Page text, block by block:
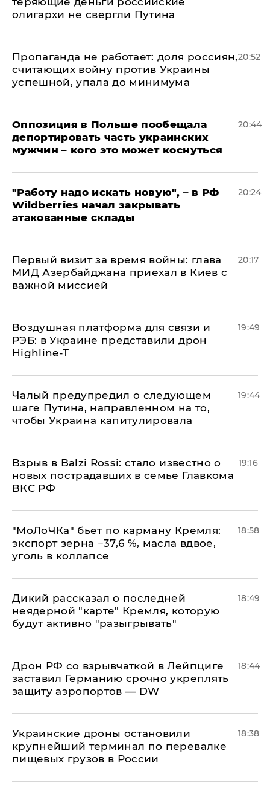
олигархи не свергли Путина
​Пропаганда не работает: доля россиян,
считающих войну против Украины
успешной, упала до минимума
20:52
Оппозиция в Польше пообещала
депортировать часть украинских
мужчин – кого это может коснуться
20:44
"Работу надо искать новую", – в РФ
Wildberries начал закрывать
атакованные склады
20:24
Первый визит за время войны: глава
МИД Азербайджана приехал в Киев с
важной миссией
20:17
Воздушная платформа для связи и
РЭБ: в Украине представили дрон
Highline-T
19:49
Чалый предупредил о следующем
шаге Путина, направленном на то,
чтобы Украина капитулировала
19:44
Взрыв в Balzi Rossi: стало известно о
новых пострадавших в семье Главкома
ВКС РФ
19:16
​"МоЛоЧКа" бьет по карману Кремля:
экспорт зерна −37,6 %, масла вдвое,
уголь в коллапсе
18:58
Дикий рассказал о последней
неядерной "карте" Кремля, которую
будут активно "разыгрывать"
18:49
​Дрон РФ со взрывчаткой в Лейпциге
заставил Германию срочно укреплять
защиту аэропортов — DW
18:44
Украинские дроны остановили
крупнейший терминал по перевалке
пищевых грузов в России
18:38